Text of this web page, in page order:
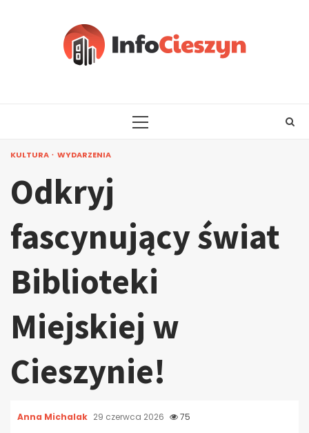
PRIMARY
KULTURA WYDARZENIA
Odkryj
fascynujący świat
Biblioteki
Miejskiej w
Cieszynie!
Anna Michalak 29 czerwca 2026 75